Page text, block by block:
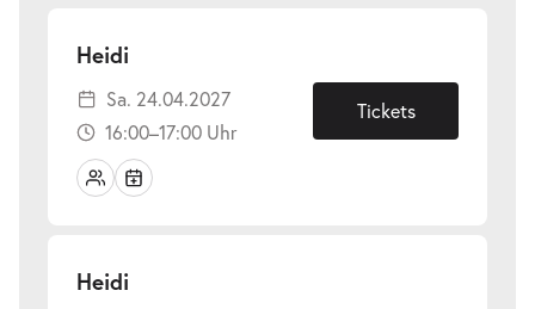
Heidi
24.04.2027
Sa. 24.04.2027
16:00–17:00 Uhr
Tickets
Heidi